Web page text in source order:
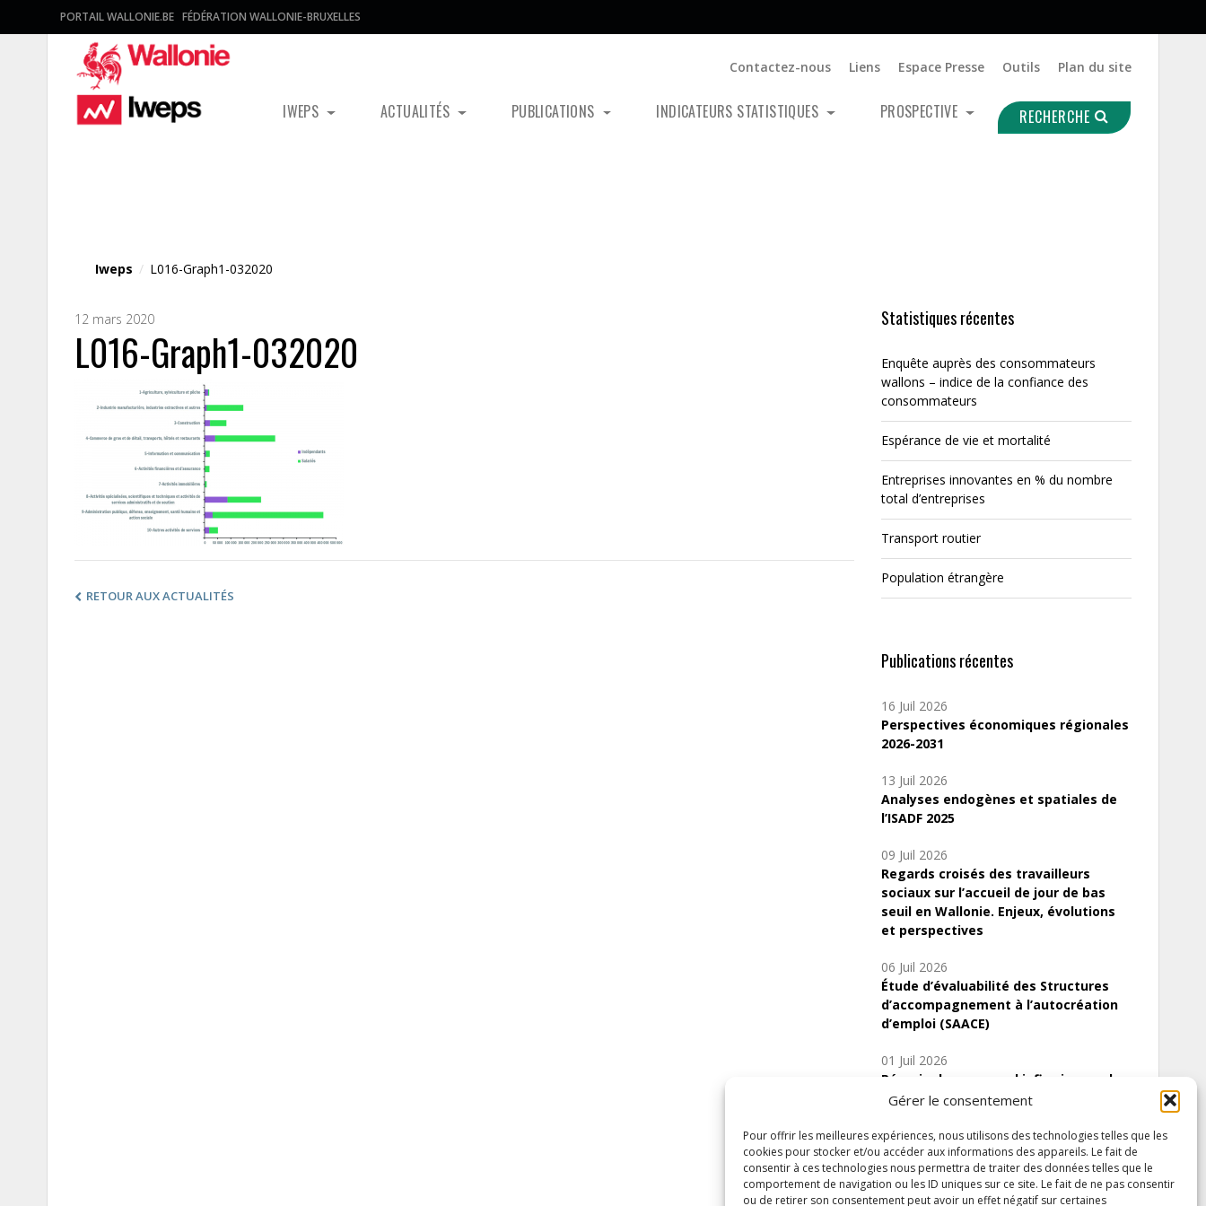
Gérer le consentement
Pour offrir les meilleures expériences, nous utilisons des technologies telles que les
cookies pour stocker et/ou accéder aux informations des appareils. Le fait de
consentir à ces technologies nous permettra de traiter des données telles que le
comportement de navigation ou les ID uniques sur ce site. Le fait de ne pas consentir
ou de retirer son consentement peut avoir un effet négatif sur certaines
PORTAIL WALLONIE.BE FÉDÉRATION WALLONIE-BRUXELLES
Contactez-nous Liens Espace Presse Outils Plan du site
IWEPS ACTUALITÉS PUBLICATIONS INDICATEURS STATISTIQUES PROSPECTIVE RECHERCHE
Iweps / L016-Graph1-032020
12 mars 2020
L016-Graph1-032020
RETOUR AUX ACTUALITÉS
Statistiques récentes
Enquête auprès des consommateurs
wallons – indice de la confiance des
consommateurs
Espérance de vie et mortalité
Entreprises innovantes en % du nombre
total d’entreprises
Transport routier
Population étrangère
Publications récentes
16 Juil 2026
Perspectives économiques régionales
2026-2031
13 Juil 2026
Analyses endogènes et spatiales de
l’ISADF 2025
09 Juil 2026
Regards croisés des travailleurs
sociaux sur l’accueil de jour de bas
seuil en Wallonie. Enjeux, évolutions
et perspectives
06 Juil 2026
Étude d’évaluabilité des Structures
d’accompagnement à l’autocréation
d’emploi (SAACE)
01 Juil 2026
Pénurie du personnel infirmier :quels
indicateurs d’offre de soins pour
Inscrivez-vous à notre newsletter